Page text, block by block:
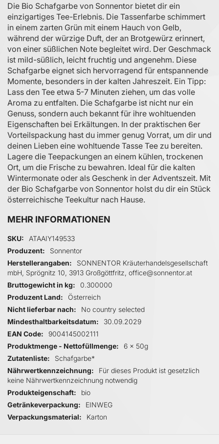
Die Bio Schafgarbe von Sonnentor bietet dir ein
einzigartiges Tee-Erlebnis. Die Tassenfarbe schimmert
in einem zarten Grün mit einem Hauch von Gelb,
während der würzige Duft, der an Brotgewürz erinnert,
von einer süßlichen Note begleitet wird. Der Geschmack
ist mild-süßlich, leicht fruchtig und angenehm. Diese
Schafgarbe eignet sich hervorragend für entspannende
Momente, besonders in der kalten Jahreszeit. Ein Tipp:
Lass den Tee etwa 5-7 Minuten ziehen, um das volle
Aroma zu entfalten. Die Schafgarbe ist nicht nur ein
Genuss, sondern auch bekannt für ihre wohltuenden
Eigenschaften bei Erkältungen. In der praktischen 6er
Vorteilspackung hast du immer genug Vorrat, um dir und
deinen Lieben eine wohltuende Tasse Tee zu bereiten.
Lagere die Teepackungen an einem kühlen, trockenen
Ort, um die Frische zu bewahren. Ideal für die kalten
Wintermonate oder als Geschenk in der Adventszeit. Mit
der Bio Schafgarbe von Sonnentor holst du dir ein Stück
österreichische Teekultur nach Hause.
MEHR INFORMATIONEN
Mehr Informationen
SKU
ATAAIY149533
Produzent
Sonnentor
Herstellerangaben
SONNENTOR Kräuterhandelsgesellschaft
mbH, Sprögnitz 10, 3913 Großgöttfritz, office@sonnentor.at
Bruttogewicht in kg
0.300000
Produzent Land
Österreich
Nicht lieferbar nach
No country selected
Mindesthaltbarkeitsdatum
30.09.2029
EAN Code
9004145002111
Produktmenge - Nettofüllmenge
6 x 50g
Zutatenliste
Schafgarbe*
Nährwertkennzeichnung
Für dieses Produkt ist gesetzlich
keine Nährwertkennzeichnung notwendig
Produkteigenschaft
bio
Getränkeverpackung
EINWEG
Verpackungsmaterial
Karton